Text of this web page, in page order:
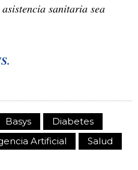
sanitaria sea
Basys
Diabetes
Artificial Salud